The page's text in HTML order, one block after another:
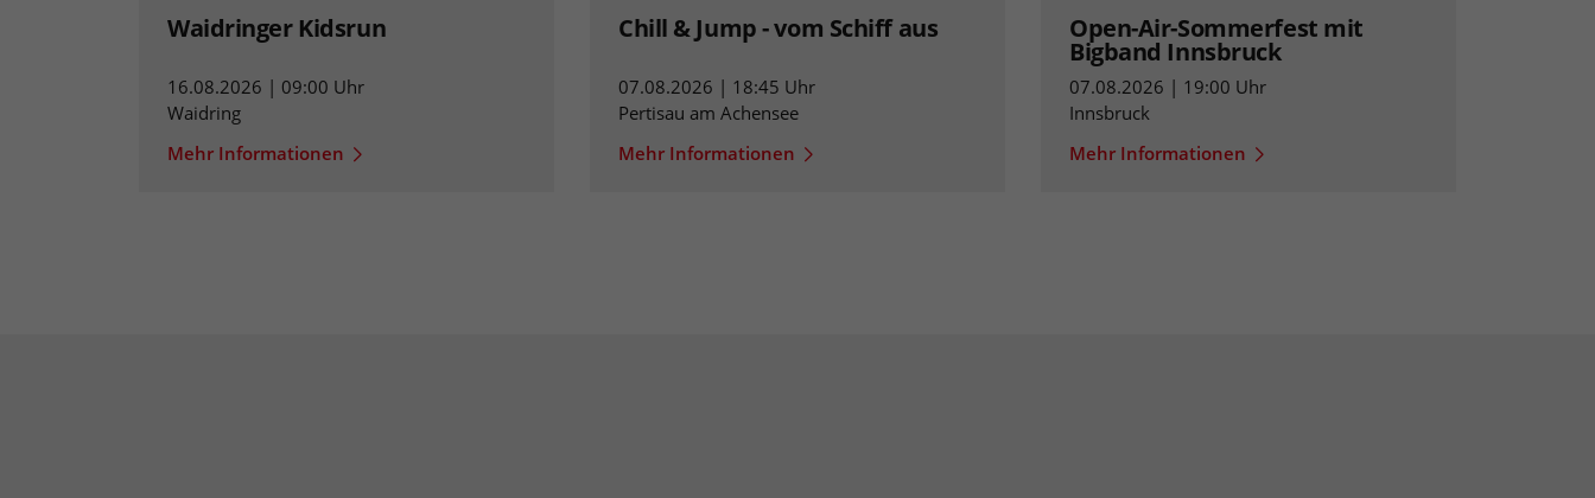
Waidringer Kidsrun
16.08.2026 | 09:00 Uhr
Waidring
Mehr Informationen
Chill & Jump - vom Schiff aus
07.08.2026 | 18:45 Uhr
Pertisau am Achensee
Mehr Informationen
Open-Air-Sommerfest mit
Bigband Innsbruck
07.08.2026 | 19:00 Uhr
Innsbruck
Mehr Informationen